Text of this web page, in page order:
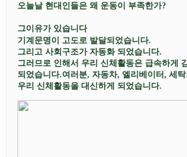
오늘날 현대인들은 왜 운동이 부족한가?
그이유가 있습니다
기계문명이 고도로 발달되었습니다.
그리고 사회구조가 자동화 되었습니다.
그러므로 인해서 우리 신체활동은 급속하게
되었습니다.여러분, 자동차, 엘리베이터 , 세탁
우리 신체활동을 대신하게 되었습니다.